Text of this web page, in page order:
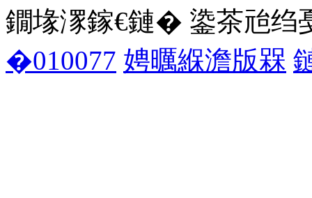
鐗堟潈鎵€鏈� 鍌茶兘绉
�010077 娉曞緥澹版槑